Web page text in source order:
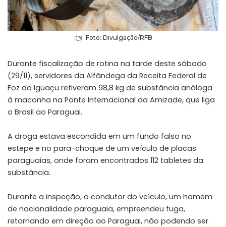
Foto: Divulgação/RFB
Durante fiscalização de rotina na tarde deste sábado
(29/11), servidores da Alfândega da Receita Federal de
Foz do Iguaçu retiveram 98,8 kg de substância análoga
à maconha na Ponte Internacional da Amizade, que liga
o Brasil ao Paraguai.
A droga estava escondida em um fundo falso no
estepe e no para-choque de um veículo de placas
paraguaias, onde foram encontrados 112 tabletes da
substância.
Durante a inspeção, o condutor do veículo, um homem
de nacionalidade paraguaia, empreendeu fuga,
retornando em direção ao Paraguai, não podendo ser